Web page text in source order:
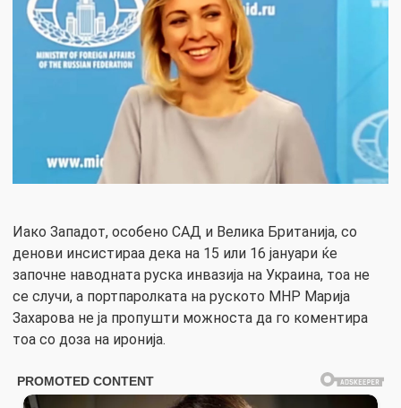
Иако Западот, особено САД и Велика Британија, со
денови инсистираа дека на 15 или 16 јануари ќе
започне наводната руска инвазија на Украина, тоа не
се случи, а портпаролката на руското МНР Марија
Захарова не ја пропушти можноста да го коментира
тоа со доза на иронија.